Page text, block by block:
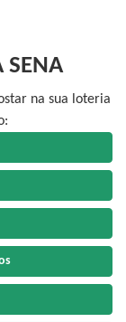
SENA
na sua loteria